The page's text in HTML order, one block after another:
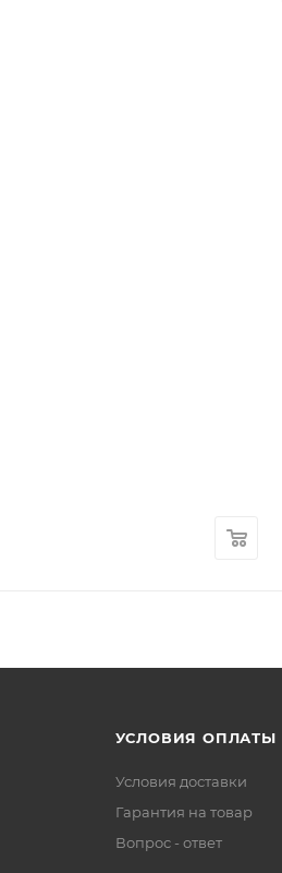
УСЛОВИЯ ОПЛАТЫ
Условия доставки
Гарантия на товар
Вопрос - ответ